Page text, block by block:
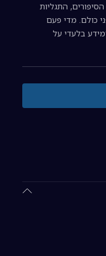
התגליות
כולם. מדי פעם
בלעדי על